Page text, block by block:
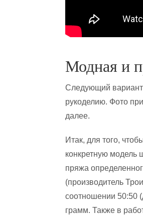
Модная и
Следующий вариант
рукоделию. Фото
далее.
Итак, для того,
конкретную модель
пряжа
(производитель
соотношении 50:50
грамм. Также в